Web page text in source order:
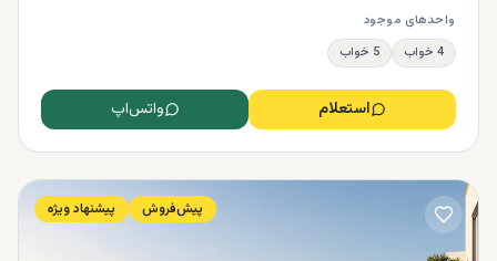
واحدهای موجود
4 خواب
5 خواب
استعلام واتس‌اپ
پیش‌فروش پیشنهاد ویژه